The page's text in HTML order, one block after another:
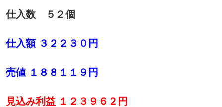
仕入数 ５２個
仕入額 ３２２３０円
売値 １８８１１９円
見込み利益 １２３９６２円